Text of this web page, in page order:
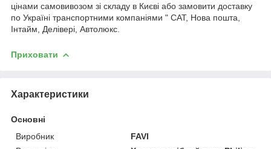
цінами самовивозом зі складу в Києві або замовити доставку
по Україні транспортними компаніями " САТ, Нова пошта,
Інтайм, Делівері, Автолюкс.
Приховати
Характеристики
Основні
Виробник
FAVI